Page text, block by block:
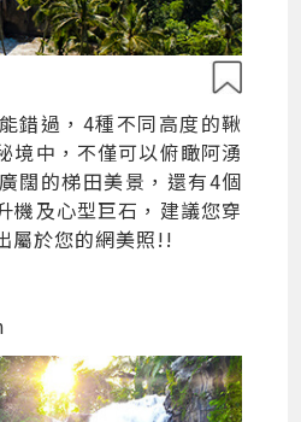
錯過，4種不同高度的鞦
境中，不僅可以俯瞰阿湧
闊的梯田美景，還有4個
機及心型巨石，建議您穿
屬於您的網美照!!